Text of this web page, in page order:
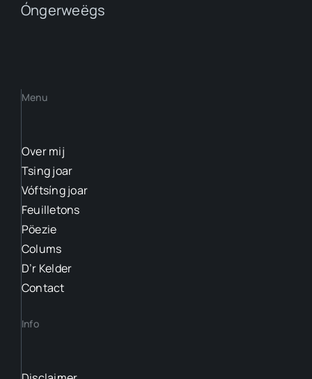
Óngerweëgs
Menu
Over mij
Tsing joar
Vóftsíng joar
Feuilletons
Pöezie
Colums
D’r Kelder
Contact
Info